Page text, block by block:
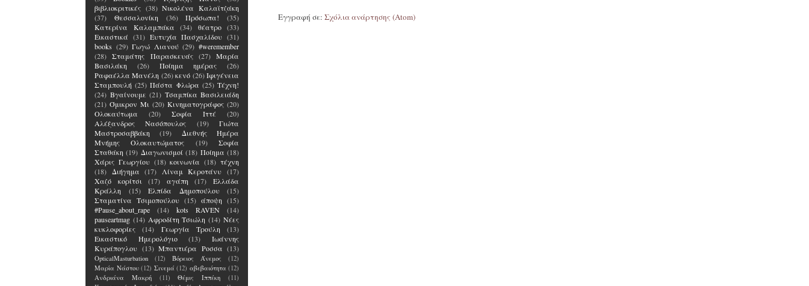
Εγγραφή σε: Σχόλια ανάρτησης (Atom)
βιβλιοκριτικές (38) Νικολένα Καλαϊτζάκη
(37)
Θεσσαλονίκη (36) Πρόσωπα!
(35)
Κατερίνα Καλαμπάκα
(34) θέατρο (33)
Εικαστικά (31) Ευτυχία Πασχαλίδου (31)
books (29) Γωγώ Λιανού (29) #weremember
(28) Σταμάτης Παρασκευάς (27) Μαρία
Βασιλάκη
(26) Ποίημα ημέρας
(26)
Ραφαέλλα Μανέλη (26) κενό (26) Ιφιγένεια
Σταμπουλή (25) Πάστα Φλώρα (25) Τέχνη!
(24) Βγαίνουμε (21) Τσαμπίκα Βασιλειάδη
(21) Όμικρον Μι (20) Κινηματογράφος (20)
Ολοκαύτωμα
(20) Σοφία Ιττέ
(20)
Αλέξανδρος Νασόπουλος
(19)
Γιώτα
Μαστροσαββάκη
(19)
Διεθνής Ημέρα
Μνήμης Ολοκαυτώματος
(19)
Σοφία
Σταθάκη (19) Διαγωνισμοί (18) Ποίημα (18)
Χάρις Γεωργίου (18) κοινωνία (18) τέχνη
(18)
Διήγημα (17) Λίναμ Κεροτάνυ (17)
Χαζό κορίτσι
(17) αγάπη (17)
Ελλάδα
Κράλλη
(15) Ελπίδα Δημοπούλου
(15)
Σταματίνα Τσιμοπούλου (15) άποψη (15)
#Pause_about_rape
(14) kots RAVEN
(14)
pauseartmag (14) Αφροδίτη Τσιώλη (14) Νέες
κυκλοφορίες
(14) Γεωργία Τρούλη
(13)
Εικαστικό Ημερολόγιο
(13)
Ιωάννης
Κυράπογλου (13) Μπαντιέρα Ροσσα (13)
OpticalMasturbation (12) Βόρειος Άνεμος
(12)
Μαρία Νάστου (12) Σινεμά (12) αβεβαιότητα (12)
Ανδριάνα Μακρή
(11) Θέμις Ιππέκη
(11)